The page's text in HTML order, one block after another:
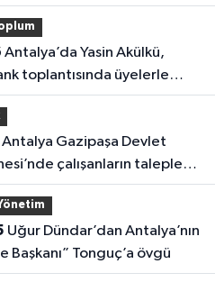
toplantısında üyelerle
çalışanların talepleri
yatırıldı
Başkanı” Tonguç’a övgü